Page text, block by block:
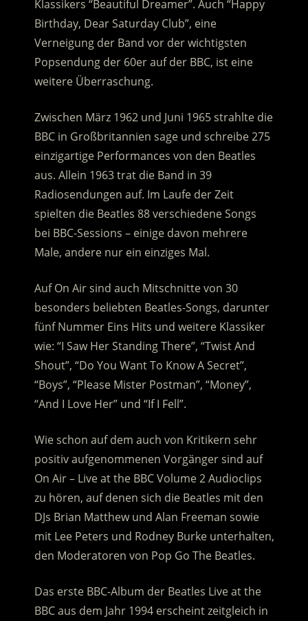
Klassikers “Beautiful Dreamer”. Auch “Happy
Birthday, Dear Saturday Club”, eine
Verneigung der Band vor der wichtigsten
Popsendung der 60er auf der BBC, ist eine
weitere Überraschung.
Zwischen März 1962 und Juni 1965 strahlte die
BBC in Großbritannien sage und schreibe 275
einzigartige Performances von den Beatles
aus. Allein 1963 trat die Band in 39
Radiosendungen auf. Im Laufe der Zeit
spielten die Beatles 88 verschiedene Songs
bei BBC-Sessions – einige davon mehrere
Male, andere nur ein einziges Mal.
Auf On Air sind auch Mitschnitte von 30
besonders beliebten Beatles-Songs, darunter
fünf Nummer Eins Hits und weitere Klassiker
wie: “I Saw Her Standing There”, “Twist And
Shout”, “Do You Want To Know A Secret”,
“Boys”, “Please Mister Postman”, “Money”,
“And I Love Her” und “If I Fell”.
Wie schon auf dem auch von Kritikern sehr
positiv aufgenommenen Vorgänger sind auf
On Air – Live at the BBC Volume 2 Audioclips
zu hören, auf denen sich die Beatles mit den
DJs Brian Matthew und Alan Freeman sowie
mit Lee Peters und Rodney Burke unterhalten,
den Moderatoren von Pop Go The Beatles.
Das erste BBC-Album der Beatles Live at the
BBC aus dem Jahr 1994 erscheint zeitgleich in